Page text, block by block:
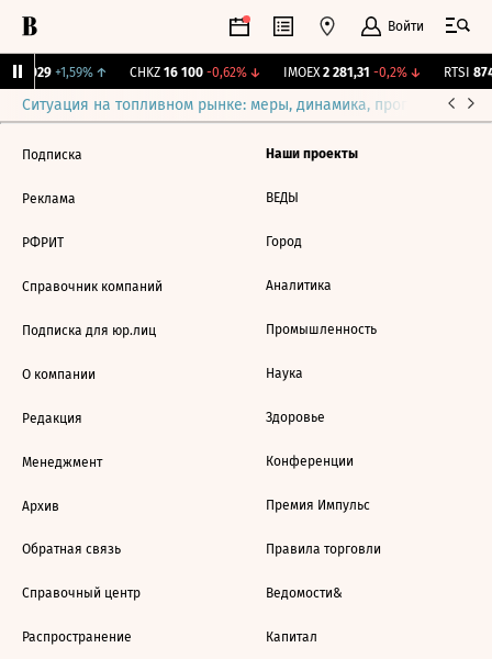
Войти
0,029 +1,59%↑ CHKZ 16 100 -0,62%↓ IMOEX 2 281,31 -0,2%↓ RTSI
Ситуация на топливном рынке: меры, динамика, прогнозы
Подписка
Реклама
РФРИТ
Справочник компаний
Подписка для юр.лиц
О компании
Редакция
Менеджмент
Архив
Обратная связь
Справочный центр
Распространение
Наши проекты
ВЕДЫ
Город
Аналитика
Промышленность
Наука
Здоровье
Конференции
Премия Импульс
Правила торговли
Ведомости&
Капитал